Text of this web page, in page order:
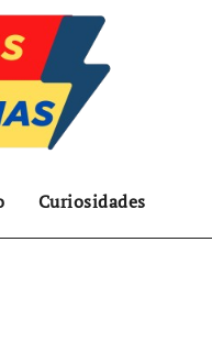
Curiosidades